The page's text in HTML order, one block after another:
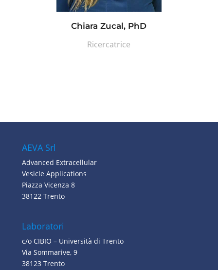
Chiara Zucal, PhD
Ricercatrice
AEVA Srl
Advanced Extracellular
Vesicle Applications
Piazza Vicenza 8
38122 Trento
Laboratori
c/o CIBIO – Università di Trento
Via Sommarive, 9
38123 Trento